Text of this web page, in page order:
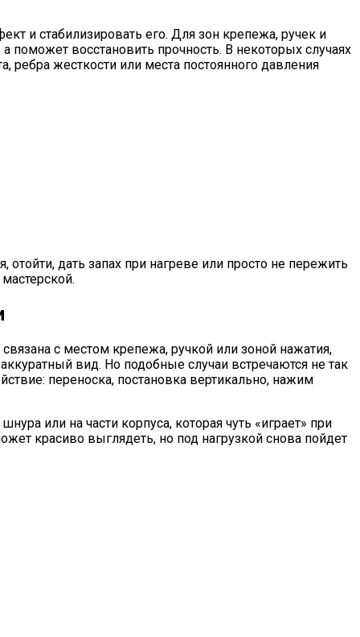
и стабилизировать его. Для зон крепежа, ручек и
поможет восстановить прочность. В некоторых случаях
ребра жесткости или места постоянного давления
дать запах при нагреве или просто не пережить
с местом крепежа, ручкой или зоной нажатия,
вид. Но подобные случаи встречаются не так
переноска, постановка вертикально, нажим
или на части корпуса, которая чуть «играет» при
красиво выглядеть, но под нагрузкой снова пойдет